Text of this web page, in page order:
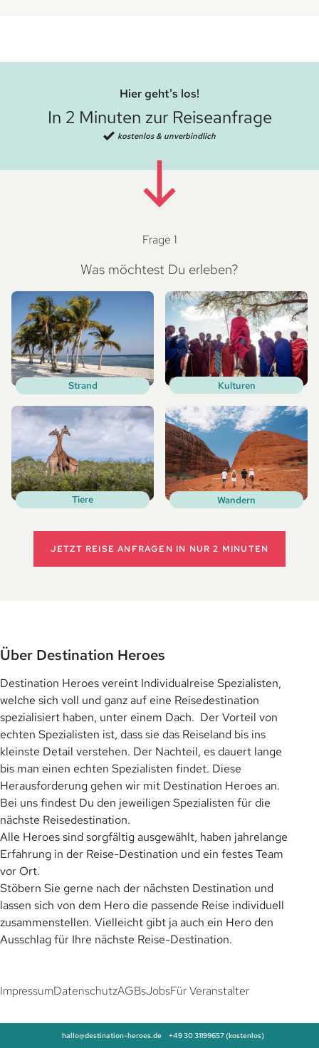
Hier geht's los!
In 2 Minuten zur Reiseanfrage
kostenlos & unverbindlich
Frage 1
Was möchtest Du erleben?
Strand Kulturen
Tiere Wandern
JETZT REISE ANFRAGEN IN NUR 2 MINUTEN
Über Destination Heroes
Destination Heroes vereint Individualreise Spezialisten,
welche sich voll und ganz auf eine Reisedestination
spezialisiert haben, unter einem Dach. Der Vorteil von
echten Spezialisten ist, dass sie das Reiseland bis ins
kleinste Detail verstehen. Der Nachteil, es dauert lange
bis man einen echten Spezialisten findet. Diese
Herausforderung gehen wir mit Destination Heroes an.
Bei uns findest Du den jeweiligen Spezialisten für die
nächste Reisedestination.
Alle Heroes sind sorgfältig ausgewählt, haben jahrelange
Erfahrung in der Reise-Destination und ein festes Team
vor Ort.
Stöbern Sie gerne nach der nächsten Destination und
lassen sich von dem Hero die passende Reise individuell
zusammenstellen. Vielleicht gibt ja auch ein Hero den
Ausschlag für Ihre nächste Reise-Destination.
ImpressumDatenschutzAGBsJobsFür Veranstalter
hallo@destination-heroes.de +49 30 31199657 (kostenlos)